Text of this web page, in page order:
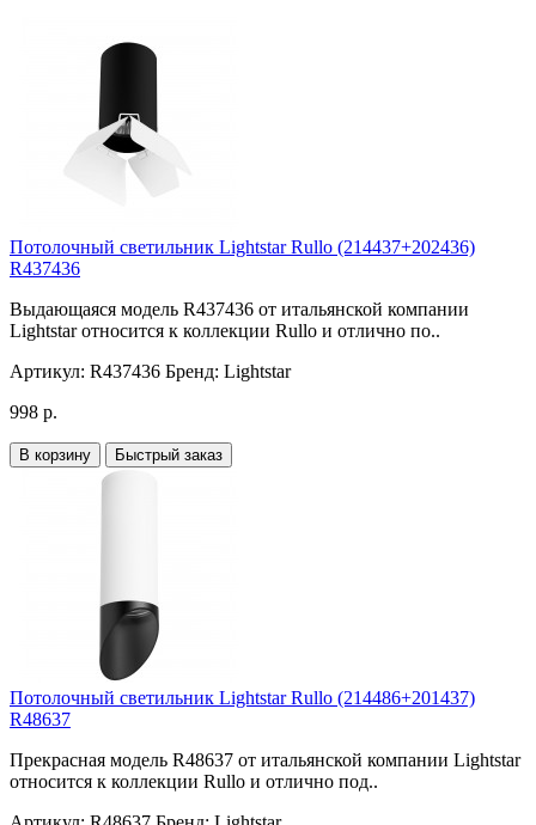
Потолочный светильник Lightstar Rullo (214437+202436)
R437436
Выдающаяся модель R437436 от итальянской компании
Lightstar относится к коллекции Rullo и отлично по..
Артикул: R437436 Бренд: Lightstar
998 р.
В корзину Быстрый заказ
Потолочный светильник Lightstar Rullo (214486+201437)
R48637
Прекрасная модель R48637 от итальянской компании Lightstar
относится к коллекции Rullo и отлично под..